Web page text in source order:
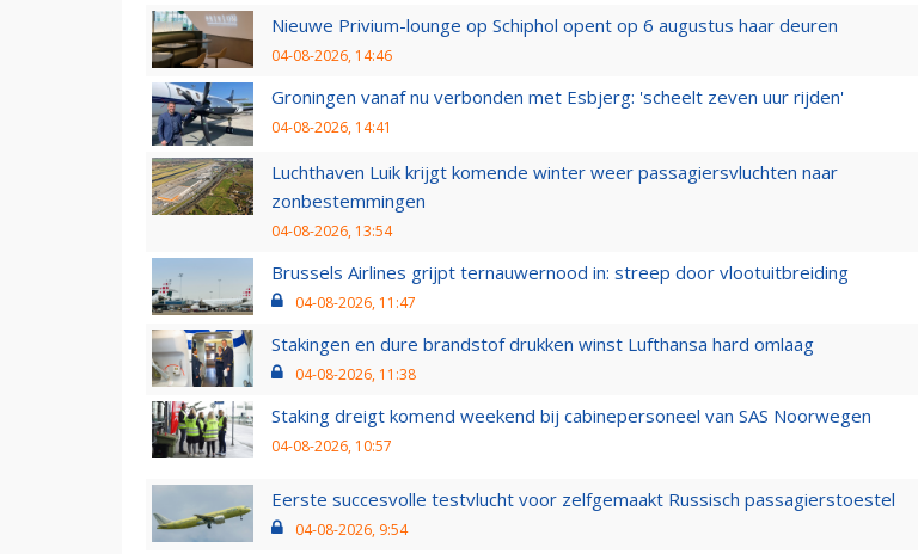
Nieuwe Privium-lounge op Schiphol opent op 6 augustus haar deuren
04-08-2026, 14:46
Groningen vanaf nu verbonden met Esbjerg: 'scheelt zeven uur rijden'
04-08-2026, 14:41
Luchthaven Luik krijgt komende winter weer passagiersvluchten naar
zonbestemmingen
04-08-2026, 13:54
Brussels Airlines grijpt ternauwernood in: streep door vlootuitbreiding
04-08-2026, 11:47
Stakingen en dure brandstof drukken winst Lufthansa hard omlaag
04-08-2026, 11:38
Staking dreigt komend weekend bij cabinepersoneel van SAS Noorwegen
04-08-2026, 10:57
Eerste succesvolle testvlucht voor zelfgemaakt Russisch passagierstoestel
04-08-2026, 9:54